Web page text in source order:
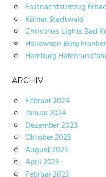
Fastnachtsumzug
Kölner Stadtwald
Christmas Lights Bad
Halloween Burg
Hamburg
ARCHIV
Februar 2024
Januar 2024
Dezember 2023
Oktober 2023
August 2023
April 2023
Februar 2023